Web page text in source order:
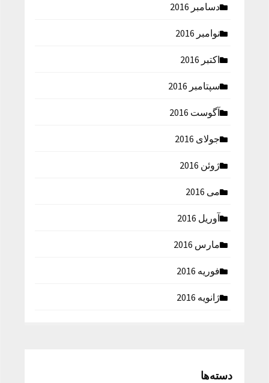
دسامبر 2016
نوامبر 2016
اکتبر 2016
سپتامبر 2016
آگوست 2016
جولای 2016
ژوئن 2016
می 2016
آوریل 2016
مارس 2016
فوریه 2016
ژانویه 2016
دسته‌ها